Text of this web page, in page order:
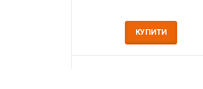
КУПИТИ